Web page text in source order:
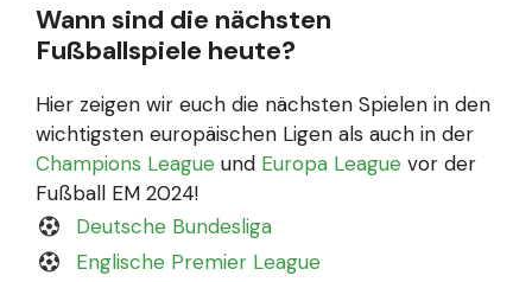
Wann sind die nächsten
Fußballspiele heute?
Hier zeigen wir euch die nächsten Spielen in den
wichtigsten europäischen Ligen als auch in der
Champions League und Europa League vor der
Fußball EM 2024!
Deutsche Bundesliga
Englische Premier League